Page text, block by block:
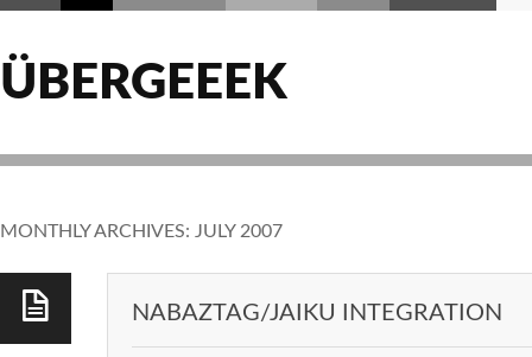
ÜBERGEEEK
MONTHLY ARCHIVES: JULY 2007
NABAZTAG/JAIKU INTEGRATION